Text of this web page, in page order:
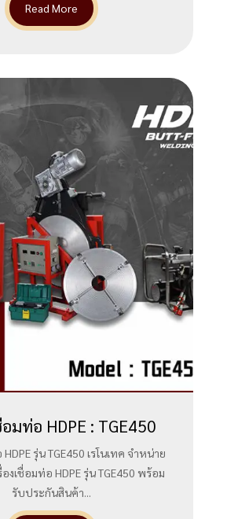
Read More
อมท่อ HDPE : TGE450
รุ่น TGE450 เรโนเทค จำหน่าย
องเชื่อมท่อ HDPE รุ่น TGE450 พร้อม
รับประกันสินค้า...